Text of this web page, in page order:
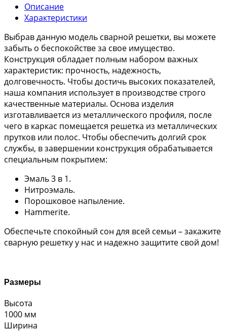
Описание
Характеристики
Выбрав данную модель сварной решетки, вы можете
забыть о беспокойстве за свое имущество.
Конструкция обладает полным набором важных
характеристик: прочность, надежность,
долговечность. Чтобы достичь высоких показателей,
наша компания использует в производстве строго
качественные материалы. Основа изделия
изготавливается из металлического профиля, после
чего в каркас помещается решетка из металлических
прутков или полос. Чтобы обеспечить долгий срок
службы, в завершении конструкция обрабатывается
специальным покрытием:
Эмаль 3 в 1.
Нитроэмаль.
Порошковое напыление.
Hammerite.
Обеспечьте спокойный сон для всей семьи – закажите
сварную решетку у нас и надежно защитите свой дом!
Размеры
Высота
1000 мм
Ширина